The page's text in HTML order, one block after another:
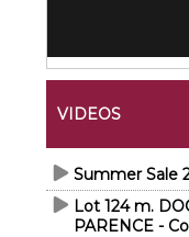
VIDEOS
Summer Sale
Lot 124 m.
PARENCE -